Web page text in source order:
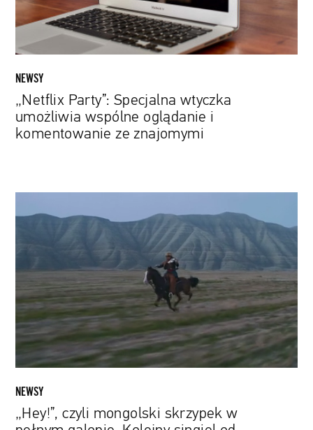
komentowanie
znajomymi
NEWSY
„Netflix Party”: Specjalna wtyczka
umożliwia wspólne oglądanie i
komentowanie ze znajomymi
czyli
pełnym
galopie.
singiel
Gasparda
Augé
duetu
NEWSY
„Hey!”, czyli mongolski skrzypek w